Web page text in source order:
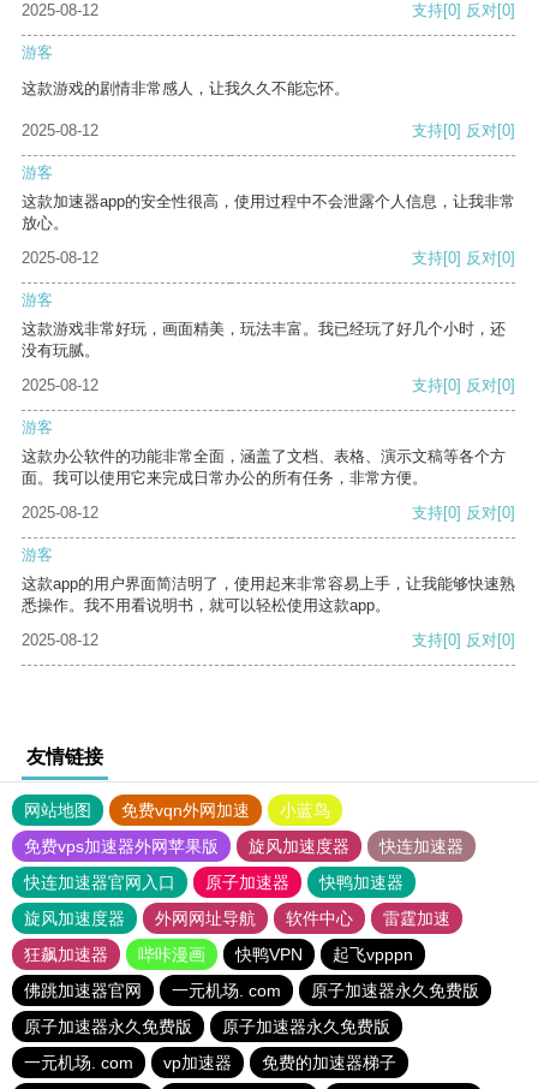
2025-08-12 支持[0] 反对[0]
游客
这款游戏的剧情非常感人，让我久久不能忘怀。
2025-08-12 支持[0] 反对[0]
游客
这款加速器app的安全性很高，使用过程中不会泄露个人信息，让我非常
放心。
2025-08-12
支持[0] 反对[0]
游客
这款游戏非常好玩，画面精美，玩法丰富。我已经玩了好几个小时，还
没有玩腻。
2025-08-12
支持[0] 反对[0]
游客
这款办公软件的功能非常全面，涵盖了文档、表格、演示文稿等各个方
面。我可以使用它来完成日常办公的所有任务，非常方便。
2025-08-12
支持[0] 反对[0]
游客
这款app的用户界面简洁明了，使用起来非常容易上手，让我能够快速熟
悉操作。我不用看说明书，就可以轻松使用这款app。
2025-08-12
支持[0] 反对[0]
友情链接
网站地图 免费vqn外网加速
小蓝鸟
免费vps加速器外网苹果版
旋风加速度器
快连加速器
快连加速器官网入口
原子加速器
快鸭加速器
旋风加速度器
外网网址导航 软件中心
雷霆加速
狂飙加速器
哔咔漫画 快鸭VPN
起飞vpppn
佛跳加速器官网
一元机场. com
原子加速器永久免费版
原子加速器永久免费版
原子加速器永久免费版
一元机场. com
vp加速器 免费的加速器梯子